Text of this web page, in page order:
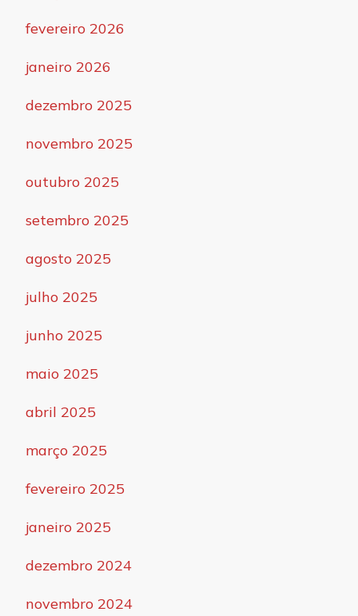
fevereiro 2026
janeiro 2026
dezembro 2025
novembro 2025
outubro 2025
setembro 2025
agosto 2025
julho 2025
junho 2025
maio 2025
abril 2025
março 2025
fevereiro 2025
janeiro 2025
dezembro 2024
novembro 2024